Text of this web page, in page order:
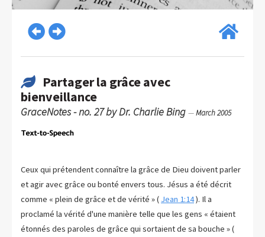
Partager la grâce avec
bienveillance
GraceNotes - no. 27 by Dr. Charlie Bing —March 2005
Ceux qui prétendent connaître la grâce de Dieu doivent parler
et agir avec grâce ou bonté envers tous. Jésus a été décrit
comme « plein de grâce et de vérité » ( Jean 1:14). Il a
proclamé la vérité d'une manière telle que les gens « étaient
étonnés des paroles de grâce qui sortaient de sa bouche » (